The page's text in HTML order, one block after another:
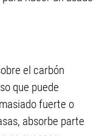
el carbón
que puede
fuerte o
absorbe parte